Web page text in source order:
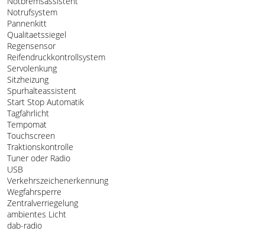
Notrufsystem
Pannenkitt
Qualitaetssiegel
Regensensor
Reifendruckkontrollsystem
Servolenkung
Sitzheizung
Spurhalteassistent
Start Stop Automatik
Tagfahrlicht
Tempomat
Touchscreen
Traktionskontrolle
Tuner oder Radio
USB
Verkehrszeichenerkennung
Wegfahrsperre
Zentralverriegelung
ambientes Licht
dab-radio